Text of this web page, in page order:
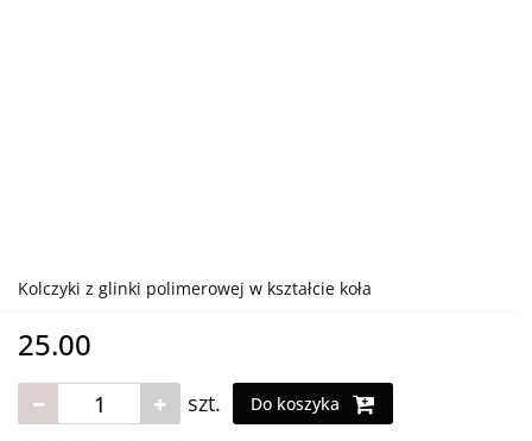
Kolczyki z glinki polimerowej w kształcie koła
25.00
szt. Do koszyka